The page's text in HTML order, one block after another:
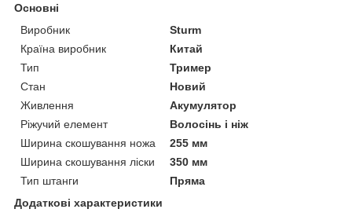
Основні
Виробник
Sturm
Країна виробник
Китай
Тип
Тример
Стан
Новий
Живлення
Акумулятор
Ріжучий елемент
Волосінь і ніж
Ширина скошування ножа
255 мм
Ширина скошування ліски
350 мм
Тип штанги
Пряма
Додаткові характеристики